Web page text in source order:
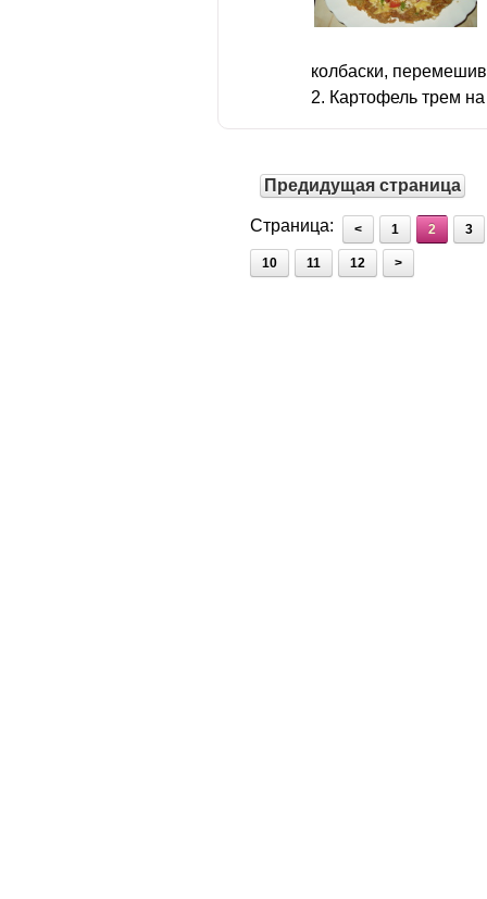
колбаски,
2. Картофель трем
Предидущая страница
Страница: < 1 2 3
10 11 12 >